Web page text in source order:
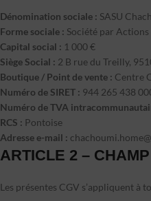
Dénomination sociale : SASU
Forme sociale : Société par
Capital social : 1 000 €
Siège Social : 2 B rue du Treilly,
Boutique / Point de vente : Centre
Numéro de SIRET : 944 265 438
Numéro de TVA
RCS : Pontoise
Adresse e-mail :
ARTICLE 2 –
Les présentes CGV s’appliquent à